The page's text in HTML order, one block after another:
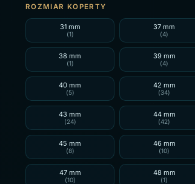
ROZMIAR KOPERTY
31 mm
(1)
37 mm
(4)
38 mm
(1)
39 mm
(4)
40 mm
(5)
42 mm
(34)
43 mm
(24)
44 mm
(42)
45 mm
(8)
46 mm
(10)
47 mm
(10)
48 mm
(1)